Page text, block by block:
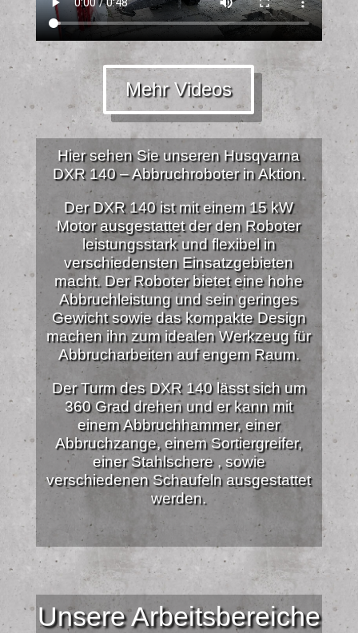
Mehr Videos
Hier sehen Sie unseren Husqvarna
DXR 140 – Abbruchroboter in Aktion.
Der DXR 140 ist mit einem 15 kW
Motor ausgestattet der den Roboter
leistungsstark und flexibel in
verschiedensten Einsatzgebieten
macht. Der Roboter bietet eine hohe
Abbruchleistung und sein geringes
Gewicht sowie das kompakte Design
machen ihn zum idealen Werkzeug für
Abbrucharbeiten auf engem Raum.
Der Turm des DXR 140 lässt sich um
360 Grad drehen und er kann mit
einem Abbruchhammer, einer
Abbruchzange, einem Sortiergreifer,
einer Stahlschere , sowie
verschiedenen Schaufeln ausgestattet
werden.
Unsere Arbeitsbereiche